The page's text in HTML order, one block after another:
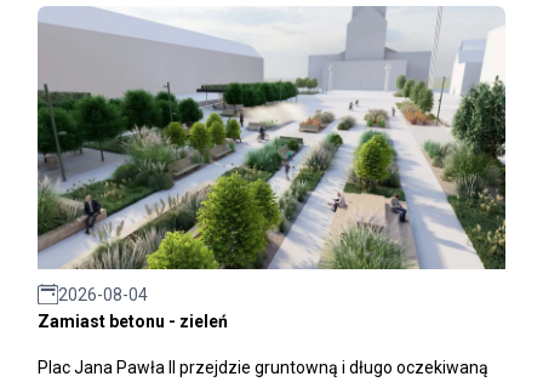
2026-08-04
Zamiast betonu - zieleń
Plac Jana Pawła II przejdzie gruntowną i długo oczekiwaną